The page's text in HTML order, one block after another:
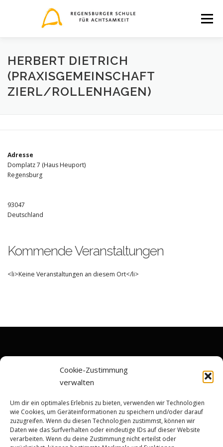
Cookie-Zustimmung
verwalten
Um dir ein optimales Erlebnis zu bieten, verwenden wir Technologien
wie Cookies, um Geräteinformationen zu speichern und/oder darauf
zuzugreifen. Wenn du diesen Technologien zustimmst, können wir
Daten wie das Surfverhalten oder eindeutige IDs auf dieser Website
verarbeiten. Wenn du deine Zustimmung nicht erteilst oder
Menü
THEMEN VERANSTALTUNGEN
BLOG KONTAKT BILDERQUELLEN-NACHWEIS
HERBERT DIETRICH
(PRAXISGEMEINSCHAFT
ZIERL/ROLLENHAGEN)
Adresse
Domplatz 7 (Haus Heuport)
Regensburg
93047
Deutschland
Kommende Veranstaltungen
<li>Keine Veranstaltungen an diesem Ort</li>